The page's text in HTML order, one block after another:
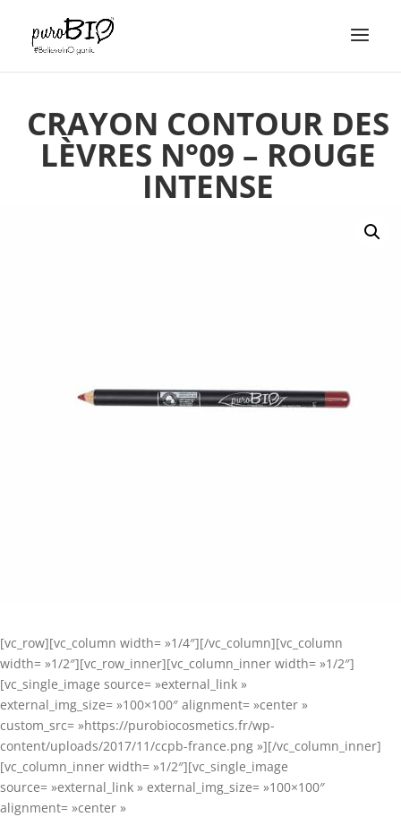
CRAYON CONTOUR DES
LÈVRES N°09 – ROUGE
INTENSE
[vc_row][vc_column width= »1/4″][/vc_column][vc_column
width= »1/2″][vc_row_inner][vc_column_inner width= »1/2″]
[vc_single_image source= »external_link »
external_img_size= »100×100″ alignment= »center »
custom_src= »https://purobiocosmetics.fr/wp-
content/uploads/2017/11/ccpb-france.png »][/vc_column_inner]
[vc_column_inner width= »1/2″][vc_single_image
source= »external_link » external_img_size= »100×100″
alignment= »center »